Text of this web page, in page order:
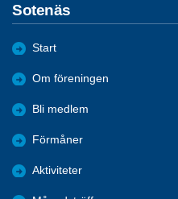
Sotenäs
Start
Om föreningen
Bli medlem
Förmåner
Aktiviteter